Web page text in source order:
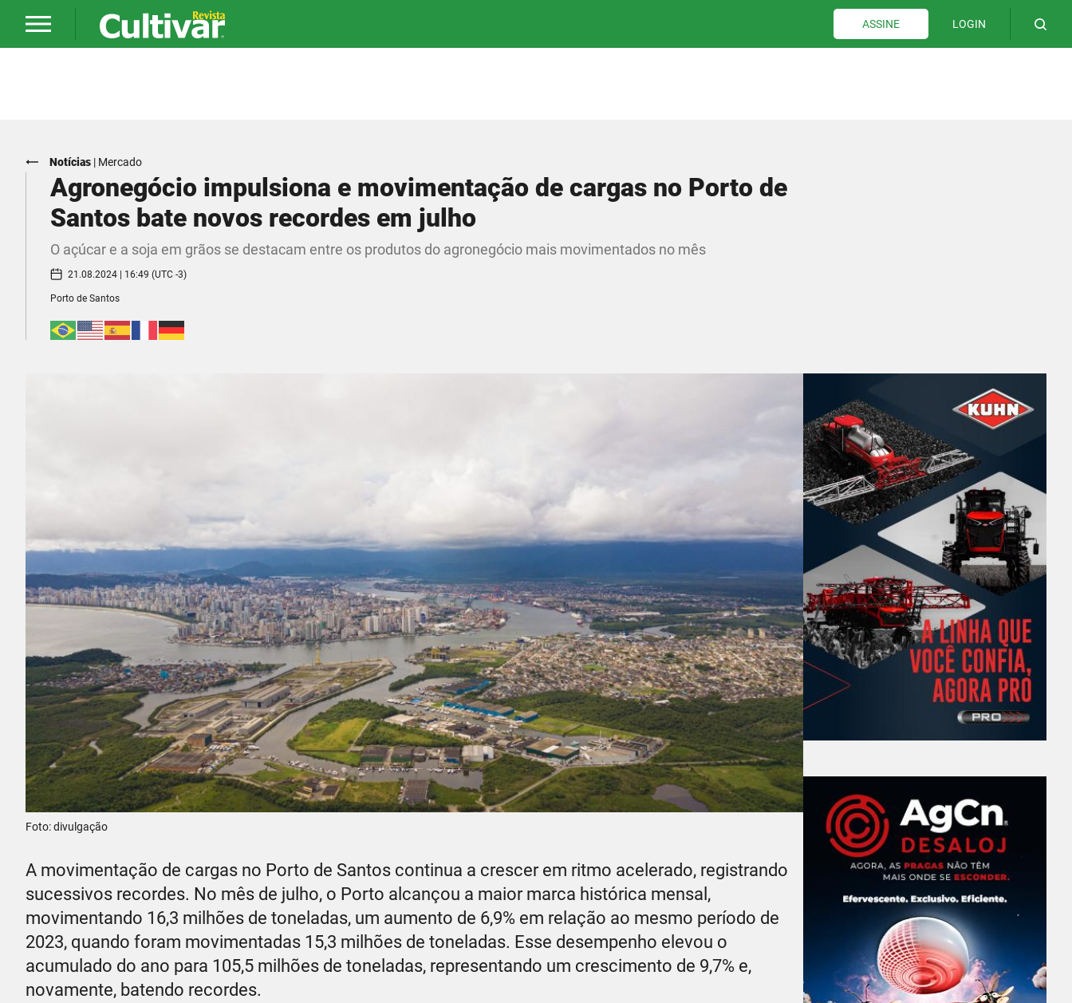
ASSINE LOGIN
Notícias | Mercado
Agronegócio impulsiona e movimentação de cargas no Porto de
Santos bate novos recordes em julho
O açúcar e a soja em grãos se destacam entre os produtos do agronegócio mais movimentados no mês
21.08.2024 | 16:49 (UTC -3)
Porto de Santos
Foto: divulgação
A movimentação de cargas no Porto de Santos continua a crescer em ritmo acelerado, registrando
sucessivos recordes. No mês de julho, o Porto alcançou a maior marca histórica mensal,
movimentando 16,3 milhões de toneladas, um aumento de 6,9% em relação ao mesmo período de
2023, quando foram movimentadas 15,3 milhões de toneladas. Esse desempenho elevou o
acumulado do ano para 105,5 milhões de toneladas, representando um crescimento de 9,7% e,
novamente, batendo recordes.